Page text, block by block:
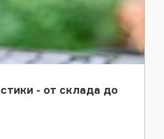
- от склада до